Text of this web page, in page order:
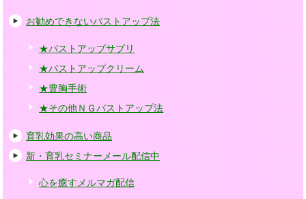
お勧めできないバストアップ法
★バストアップサプリ
★バストアップクリーム
★豊胸手術
★その他ＮＧバストアップ法
育乳効果の高い商品
新・育乳セミナーメール配信中
心を癒すメルマガ配信